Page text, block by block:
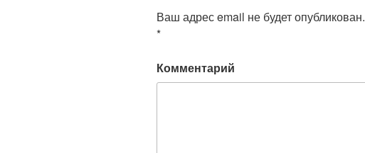
Ваш адрес email не будет опубликован.
*
Комментарий